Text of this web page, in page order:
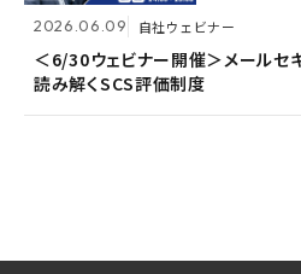
2026.06.09 自社ウェビナー
＜6/30ウェビナー開催＞メールセ
読み解くSCS評価制度
2026.06.09 自社ウェビナー
＜6/30ウェビナー開催＞メールセ
読み解くSCS評価制度
2026.04.28 共催ウェビナー
＜5/21ウェビナー開催＞ゼロトラ